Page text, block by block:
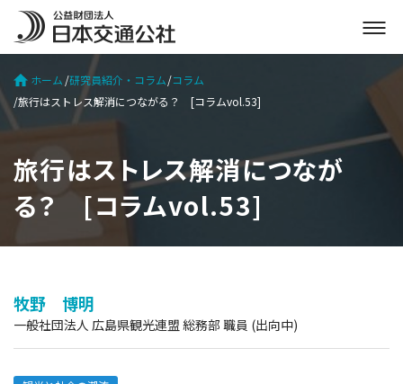
メ
ニ
開
ホーム 研究員紹介・コラム コラム
旅行はストレス解消につながる？ [コラムvol.53]
旅行はストレス解消につなが
る？ [コラムvol.53]
牧野 博明
一般社団法人 広島県観光連盟 総務部 職員 (出向中)